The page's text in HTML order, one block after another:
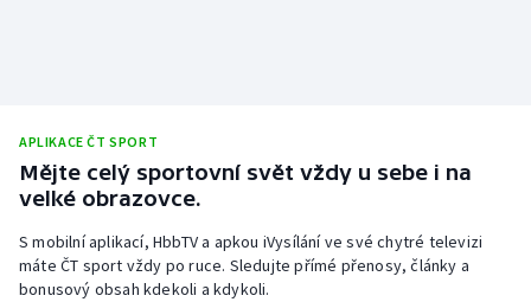
Stolní tenis
Triatlon
Veslování
APLIKACE ČT SPORT
Mějte celý sportovní svět vždy u sebe i na
velké obrazovce.
S mobilní aplikací, HbbTV a apkou iVysílání ve své chytré televizi
máte ČT sport vždy po ruce. Sledujte přímé přenosy, články a
bonusový obsah kdekoli a kdykoli.